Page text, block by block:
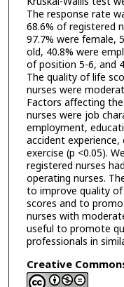
The response rate
68.6% of registered
97.7% were female,
old, 40.8% were
of position 5-6, and
The quality of life
nurses were
Factors affecting
nurses were job
employment,
accident
exercise (p <0.05).
registered nurses
operating nurses.
to improve quality
scores and to
nurses with
useful to promote
professionals in
Creative